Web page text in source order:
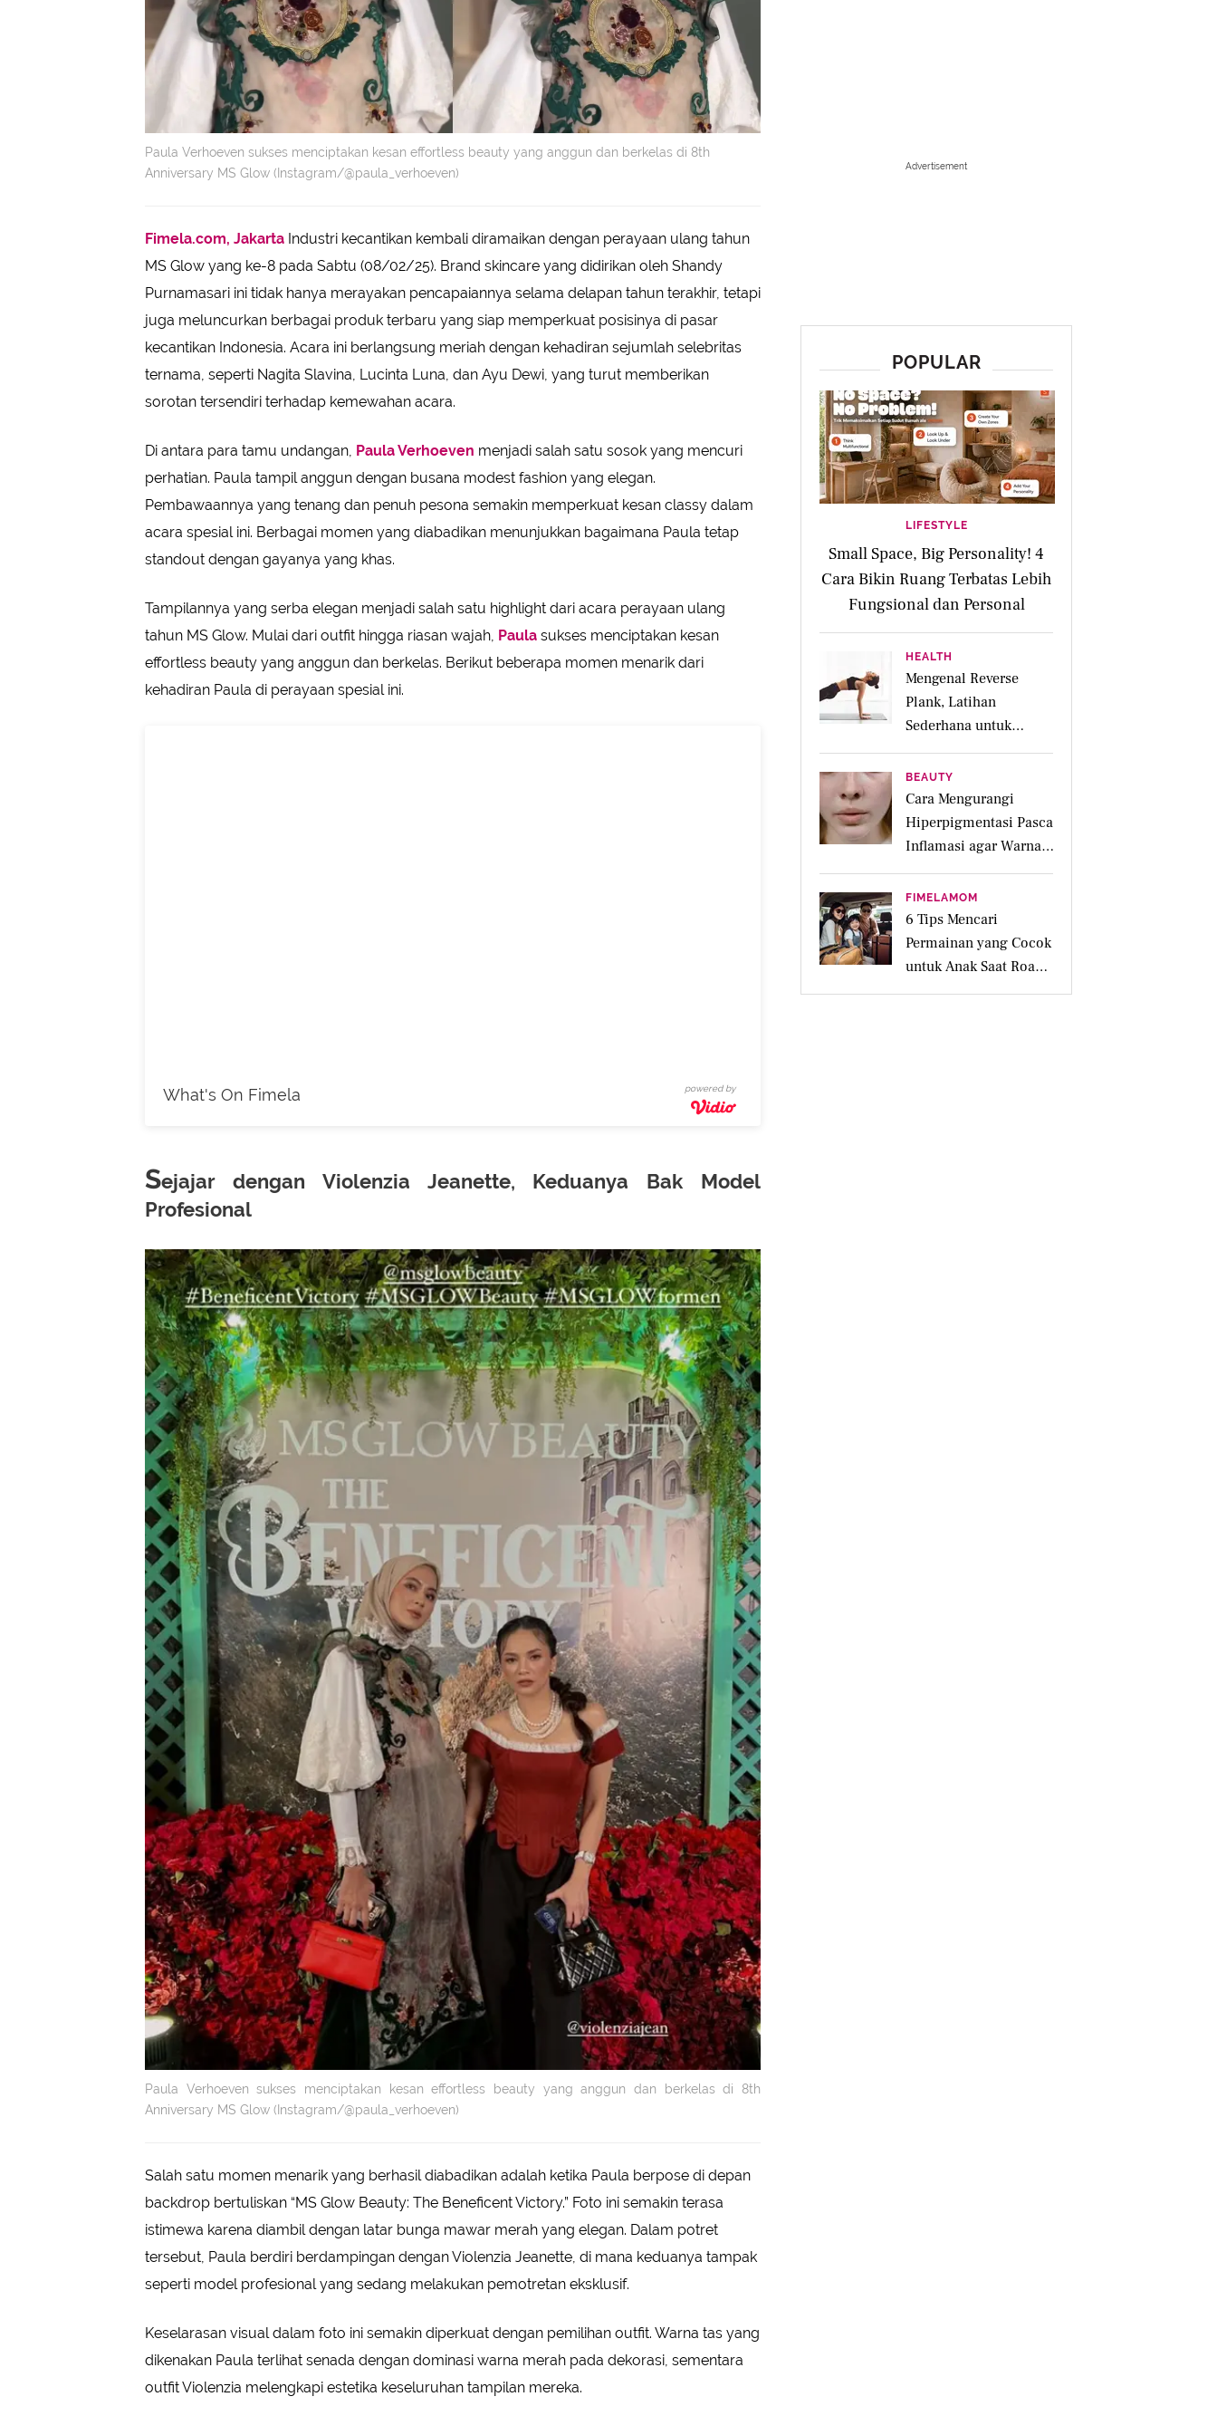
Paula Verhoeven sukses menciptakan kesan effortless beauty yang anggun dan berkelas di 8th
Anniversary MS Glow (Instagram/@paula_verhoeven)
Fimela.com, Jakarta Industri kecantikan kembali diramaikan dengan perayaan ulang tahun
MS Glow yang ke-8 pada Sabtu (08/02/25). Brand skincare yang didirikan oleh Shandy
Purnamasari ini tidak hanya merayakan pencapaiannya selama delapan tahun terakhir, tetapi
juga meluncurkan berbagai produk terbaru yang siap memperkuat posisinya di pasar
kecantikan Indonesia. Acara ini berlangsung meriah dengan kehadiran sejumlah selebritas
ternama, seperti Nagita Slavina, Lucinta Luna, dan Ayu Dewi, yang turut memberikan
sorotan tersendiri terhadap kemewahan acara.
Di antara para tamu undangan, Paula Verhoeven menjadi salah satu sosok yang mencuri
perhatian. Paula tampil anggun dengan busana modest fashion yang elegan.
Pembawaannya yang tenang dan penuh pesona semakin memperkuat kesan classy dalam
acara spesial ini. Berbagai momen yang diabadikan menunjukkan bagaimana Paula tetap
standout dengan gayanya yang khas.
Tampilannya yang serba elegan menjadi salah satu highlight dari acara perayaan ulang
tahun MS Glow. Mulai dari outfit hingga riasan wajah, Paula sukses menciptakan kesan
effortless beauty yang anggun dan berkelas. Berikut beberapa momen menarik dari
kehadiran Paula di perayaan spesial ini.
What's On Fimela powered by
Sejajar dengan Violenzia Jeanette, Keduanya Bak Model
Profesional
Paula Verhoeven sukses menciptakan kesan effortless beauty yang anggun dan berkelas di 8th
Anniversary MS Glow (Instagram/@paula_verhoeven)
Salah satu momen menarik yang berhasil diabadikan adalah ketika Paula berpose di depan
backdrop bertuliskan “MS Glow Beauty: The Beneficent Victory.” Foto ini semakin terasa
istimewa karena diambil dengan latar bunga mawar merah yang elegan. Dalam potret
tersebut, Paula berdiri berdampingan dengan Violenzia Jeanette, di mana keduanya tampak
seperti model profesional yang sedang melakukan pemotretan eksklusif.
Keselarasan visual dalam foto ini semakin diperkuat dengan pemilihan outfit. Warna tas yang
dikenakan Paula terlihat senada dengan dominasi warna merah pada dekorasi, sementara
outfit Violenzia melengkapi estetika keseluruhan tampilan mereka.
Advertisement
POPULAR
LIFESTYLE
Small Space, Big Personality! 4
Cara Bikin Ruang Terbatas Lebih
Fungsional dan Personal
HEALTH
Mengenal Reverse
Plank, Latihan
Sederhana untuk
Menguatkan Otot
Posterior dan Core
BEAUTY
Cara Mengurangi
Hiperpigmentasi Pasca
Inflamasi agar Warna
Kulit Lebih Merata
FIMELAMOM
6 Tips Mencari
Permainan yang Cocok
untuk Anak Saat Road
Trip Keluarga